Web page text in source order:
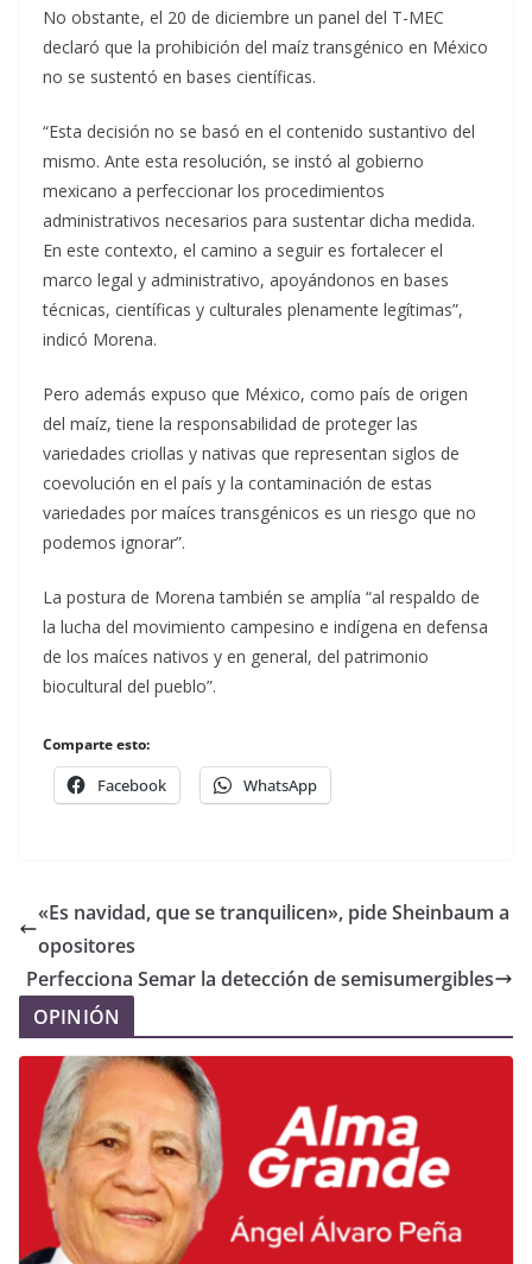
No obstante, el 20 de diciembre un panel del T-MEC
declaró que la prohibición del maíz transgénico en México
no se sustentó en bases científicas.
“Esta decisión no se basó en el contenido sustantivo del
mismo. Ante esta resolución, se instó al gobierno
mexicano a perfeccionar los procedimientos
administrativos necesarios para sustentar dicha medida.
En este contexto, el camino a seguir es fortalecer el
marco legal y administrativo, apoyándonos en bases
técnicas, científicas y culturales plenamente legítimas”,
indicó Morena.
Pero además expuso que México, como país de origen
del maíz, tiene la responsabilidad de proteger las
variedades criollas y nativas que representan siglos de
coevolución en el país y la contaminación de estas
variedades por maíces transgénicos es un riesgo que no
podemos ignorar”.
La postura de Morena también se amplía “al respaldo de
la lucha del movimiento campesino e indígena en defensa
de los maíces nativos y en general, del patrimonio
biocultural del pueblo”.
Comparte esto:
Facebook WhatsApp
«Es navidad, que se tranquilicen», pide Sheinbaum a
opositores
Perfecciona Semar la detección de semisumergibles
OPINIÓN